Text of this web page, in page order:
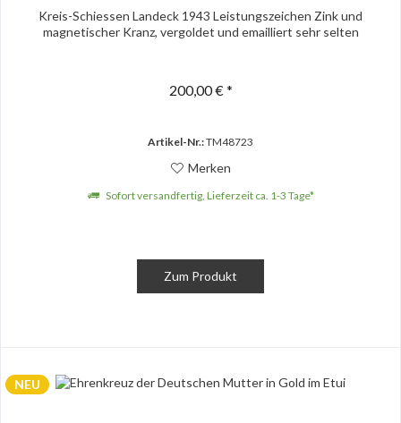
Kreis-Schiessen Landeck 1943 Leistungszeichen Zink und
magnetischer Kranz, vergoldet und emailliert sehr selten
200,00 € *
Artikel-Nr.:TM48723
Merken
Sofort versandfertig, Lieferzeit ca. 1-3 Tage*
Zum Produkt
NEU